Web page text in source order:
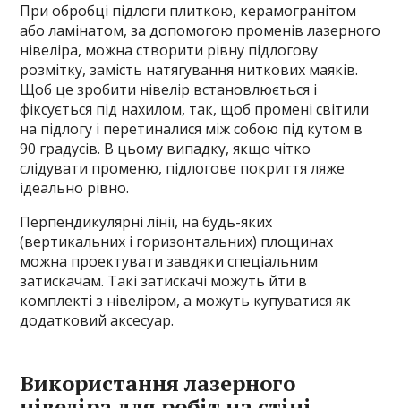
При обробці підлоги плиткою, керамогранітом
або ламінатом, за допомогою променів лазерного
нівеліра, можна створити рівну підлогову
розмітку, замість натягування ниткових маяків.
Щоб це зробити нівелір встановлюється і
фіксується під нахилом, так, щоб промені світили
на підлогу і перетиналися між собою під кутом в
90 градусів. В цьому випадку, якщо чітко
слідувати променю, підлогове покриття ляже
ідеально рівно.
Перпендикулярні лінії, на будь-яких
(вертикальних і горизонтальних) площинах
можна проектувати завдяки спеціальним
затискачам. Такі затискачі можуть йти в
комплекті з нівеліром, а можуть купуватися як
додатковий аксесуар.
Використання лазерного